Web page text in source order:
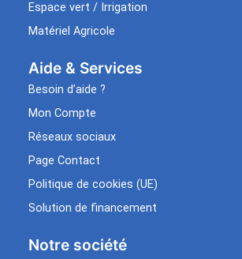
Espace vert / Irrigation
Matériel Agricole
Aide & Services​
Besoin d’aide ?
Mon Compte
Réseaux sociaux
Page Contact
Politique de cookies (UE)
Solution de financement
Notre société